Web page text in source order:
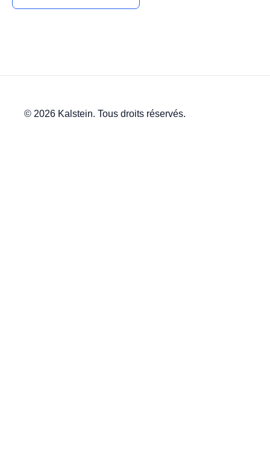
© 2026 Kalstein. Tous droits réservés.